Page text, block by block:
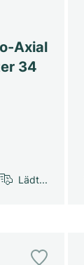
Axial
34
Lädt...